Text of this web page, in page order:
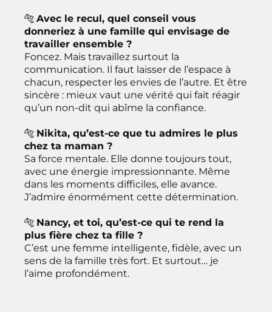
🐅 Avec le recul, quel conseil vous
donneriez à une famille qui envisage de
travailler ensemble ?
Foncez. Mais travaillez surtout la
communication. Il faut laisser de l’espace à
chacun, respecter les envies de l’autre. Et être
sincère : mieux vaut une vérité qui fait réagir
qu’un non-dit qui abîme la confiance.
🐅 Nikita, qu’est-ce que tu admires le plus
chez ta maman ?
Sa force mentale. Elle donne toujours tout,
avec une énergie impressionnante. Même
dans les moments difficiles, elle avance.
J’admire énormément cette détermination.
🐅 Nancy, et toi, qu’est-ce qui te rend la
plus fière chez ta fille ?
C’est une femme intelligente, fidèle, avec un
sens de la famille très fort. Et surtout… je
l’aime profondément.